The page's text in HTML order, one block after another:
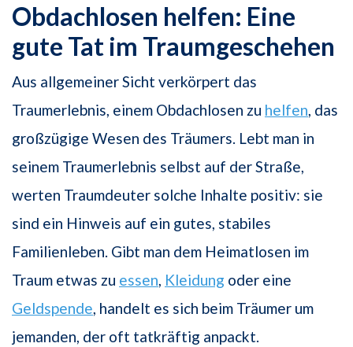
Obdachlosen helfen: Eine
gute Tat im Traumgeschehen
Aus allgemeiner Sicht verkörpert das
Traumerlebnis, einem Obdachlosen zu helfen, das
großzügige Wesen des Träumers. Lebt man in
seinem Traumerlebnis selbst auf der Straße,
werten Traumdeuter solche Inhalte positiv: sie
sind ein Hinweis auf ein gutes, stabiles
Familienleben. Gibt man dem Heimatlosen im
Traum etwas zu essen, Kleidung oder eine
Geldspende, handelt es sich beim Träumer um
jemanden, der oft tatkräftig anpackt.